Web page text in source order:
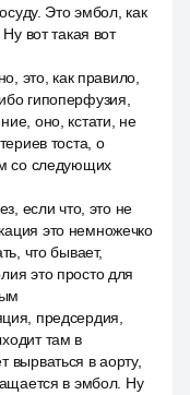
Это эмбол, как
вот такая вот
это, как правило,
гипоперфузия,
оно, кстати, не
тоста, о
со следующих
если что, это не
это немножечко
что бывает,
это просто для
предсердия,
там в
в аорту,
в эмбол. Ну